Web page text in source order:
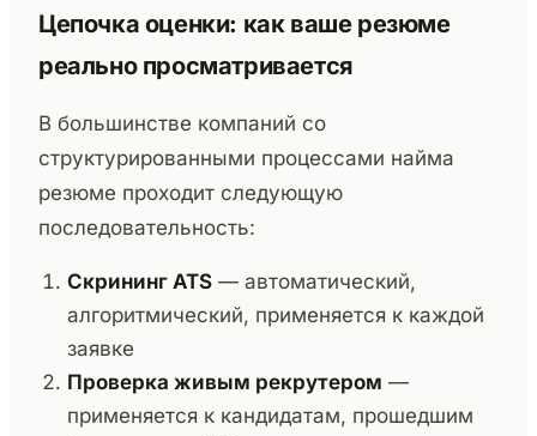
Цепочка оценки: как ваше резюме
реально просматривается
В большинстве компаний со
структурированными процессами найма
резюме проходит следующую
последовательность:
Скрининг ATS — автоматический,
алгоритмический, применяется к каждой
заявке
Проверка живым рекрутером —
применяется к кандидатам, прошедшим